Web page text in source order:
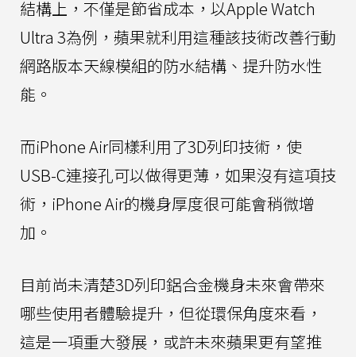
結構上，不僅是節省成本，以Apple Watch
Ultra 3為例，蘋果就利用這種該技術改善行動
網路版本天線模組的防水結構、提升防水性
能。
而iPhone Air同樣利用了3D列印技術，使
USB-C連接孔可以做得更薄，如果沒有這項技
術，iPhone Air的機身厚度很可能會稍微增
加。
目前尚未清楚3D列印鋁合金機身未來會帶來
哪些使用者體驗提升，但從環保角度來看，
這是一項重大發展，或許未來蘋果更有望推